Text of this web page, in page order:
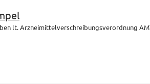
lt. Arzneimittelverschreibungsverordnung